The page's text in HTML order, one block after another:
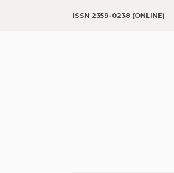
ISSN 2359-0238 (ONLINE)